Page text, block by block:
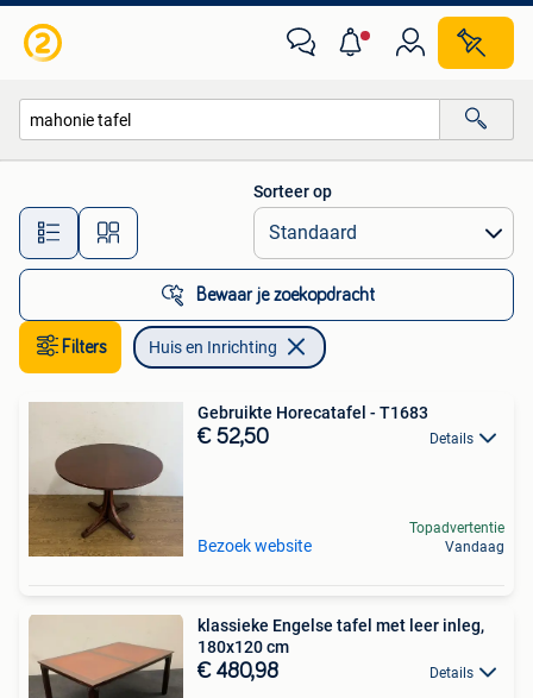
Alle afstanden…
Sorteer op
Bewaar je zoekopdracht
Filters Huis en Inrichting
Gebruikte Horecatafel - T1683
€ 52,50 Details
Bezoek website
Topadvertentie
Vandaag
klassieke Engelse tafel met leer inleg,
180x120 cm
€ 480,98 Details